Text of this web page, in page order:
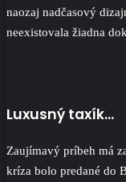
naozaj nadčasový
neexistovala žiadna
Luxusný taxík…
Zaujímavý príbeh má
kríza bolo predané do